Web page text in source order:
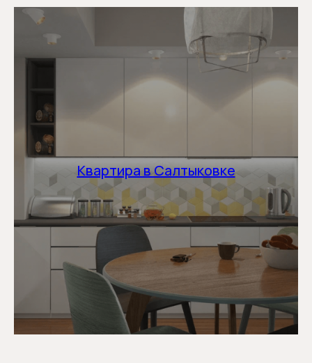
Квартира в Салтыковке